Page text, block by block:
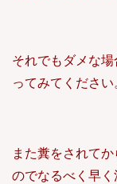
それでもダメな
ってみてください
また糞をされて
のでなるべく早く